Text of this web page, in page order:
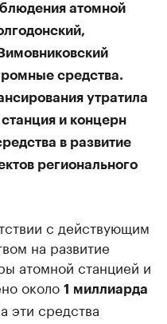
атомной
средства.
утратила
и концерн
в развитие
регионального
с действующим
на развитие
атомной станцией и
около 1 миллиарда
эти средства